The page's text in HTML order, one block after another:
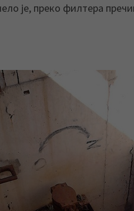
је, преко филтера